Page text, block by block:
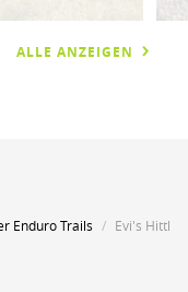
ALLE ANZEIGEN
Enduro Trails Evi's Hittl